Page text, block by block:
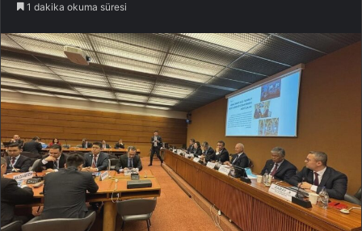
1 dakika okuma süresi